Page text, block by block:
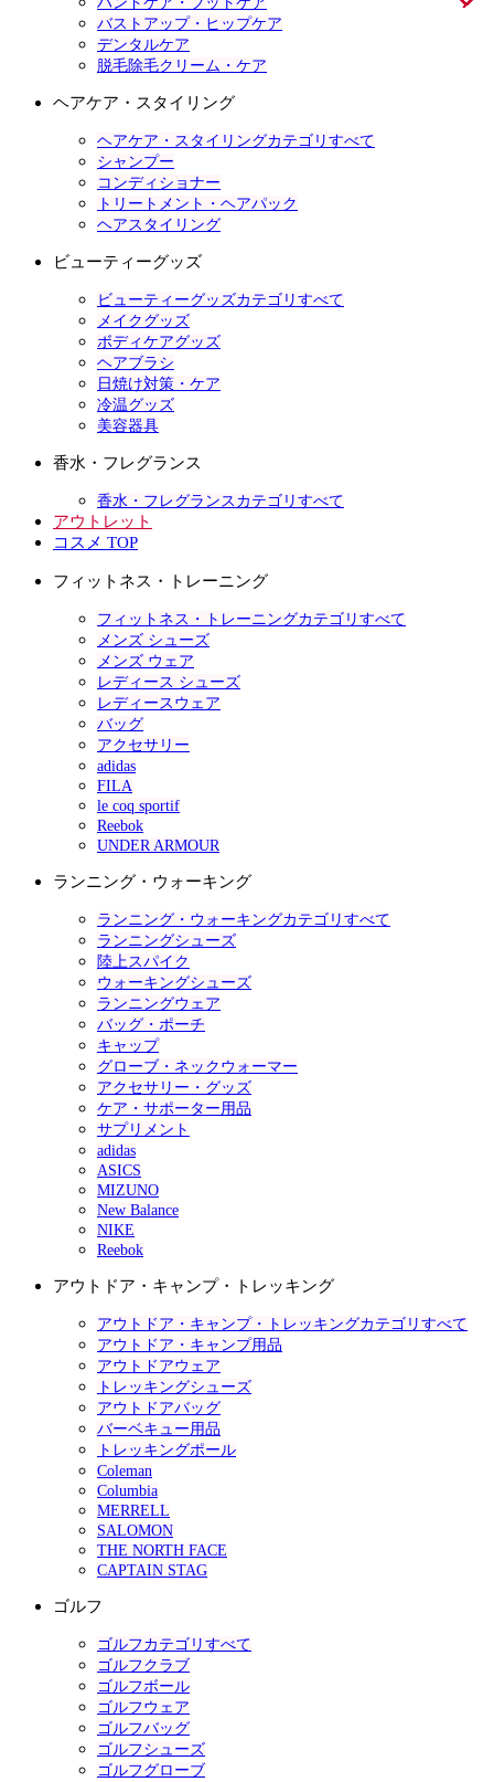
バストアップ・ヒップケア
デンタルケア
脱毛除毛クリーム・ケア
ヘアケア・スタイリング
ヘアケア・スタイリングカテゴリすべて
シャンプー
コンディショナー
トリートメント・ヘアパック
ヘアスタイリング
ビューティーグッズ
ビューティーグッズカテゴリすべて
メイクグッズ
ボディケアグッズ
ヘアブラシ
日焼け対策・ケア
冷温グッズ
美容器具
香水・フレグランス
香水・フレグランスカテゴリすべて
アウトレット
コスメ TOP
フィットネス・トレーニング
フィットネス・トレーニングカテゴリすべて
メンズ シューズ
メンズ ウェア
レディース シューズ
レディースウェア
バッグ
アクセサリー
adidas
FILA
le coq sportif
Reebok
UNDER ARMOUR
ランニング・ウォーキング
ランニング・ウォーキングカテゴリすべて
ランニングシューズ
陸上スパイク
ウォーキングシューズ
ランニングウェア
バッグ・ポーチ
キャップ
グローブ・ネックウォーマー
アクセサリー・グッズ
ケア・サポーター用品
サプリメント
adidas
ASICS
MIZUNO
New Balance
NIKE
Reebok
アウトドア・キャンプ・トレッキング
アウトドア・キャンプ・トレッキングカテゴリすべて
アウトドア・キャンプ用品
アウトドアウェア
トレッキングシューズ
アウトドアバッグ
バーベキュー用品
トレッキングポール
Coleman
Columbia
MERRELL
SALOMON
THE NORTH FACE
CAPTAIN STAG
ゴルフ
ゴルフカテゴリすべて
ゴルフクラブ
ゴルフボール
ゴルフウェア
ゴルフバッグ
ゴルフシューズ
ゴルフグローブ